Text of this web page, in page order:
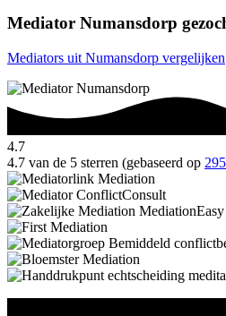
Mediator Numansdorp
Mediators uit Numansdorp vergelijken
4.7
4.7 van de 5 sterren (gebaseerd op